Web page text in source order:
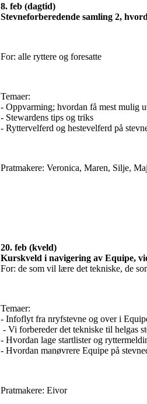
8. feb (dagtid)
Stevneforberedende samling 2,
For: alle ryttere og foresatte
Temaer:
- Oppvarming; hvordan få mest mulig
- Stewardens tips og triks
- Ryttervelferd og hestevelferd på
Pratmakere: Veronica, Maren, Silje,
20. feb (kveld)
Kurskveld i navigering av Equipe,
For: de som vil lære det tekniske, de
Temaer:
- Infoflyt fra nryfstevne og over i
- Vi forbereder det tekniske til helgas
- Hvordan lage startlister og
- Hvordan manøvrere Equipe på
Pratmakere: Eivor